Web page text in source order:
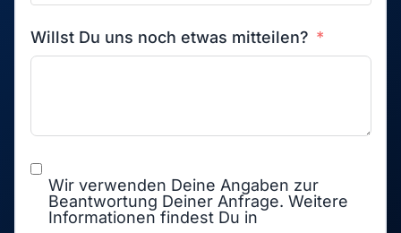
Willst Du uns noch etwas mitteilen?
Wir verwenden Deine Angaben zur
Beantwortung Deiner Anfrage. Weitere
Informationen findest Du in